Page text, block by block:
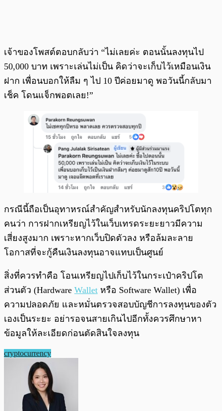
เจ้าของโพสต์ตอบกลับว่า “ไม่เลยค่ะ ตอนนั้นลงทุนไป
50,000 บาท เพราะเล่นไม่เป็น คิดว่าจะเก็บไว้เหมือนเงิน
ฝาก เพื่อนบอกให้ลืม ๆ ไป 10 ปีค่อยมาดู พอวันนี้กลับมา
เช็ค โดนแจ็กพอตเลย!”
กรณีนี้ถือเป็นอุทาหรณ์สำคัญสำหรับนักลงทุนคริปโตทุก
คนว่า การฝากเหรียญไว้ในเว็บเทรดระยะยาวมีความ
เสี่ยงสูงมาก เพราะหากเว็บปิดตัวลง หรือล้มละลาย
โอกาสที่จะกู้คืนเงินลงทุนอาจแทบเป็นศูนย์
สิ่งที่ควรทำคือ โอนเหรียญไปเก็บไว้ในกระเป๋าคริปโต
ส่วนตัว (Hardware Wallet หรือ Software Wallet) เพื่อ
ความปลอดภัย และหมั่นตรวจสอบบัญชีการลงทุนของตัว
เองเป็นระยะ อย่ารอจนสายเกินไปอีกทั้งควรศึกษาหา
ข้อมูลให้ละเอียดก่อนตัดสินใจลงทุน
cryptocurrency